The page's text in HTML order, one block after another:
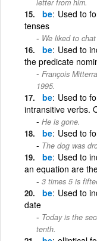
letter from him.
be Used to
tenses
We liked to
be Used to
the predicate
François
1995.
be Used to
intransitive verbs.
He is gone.
be Used to
The dog was
be Used to
an equation are
3 times 5 is
be Used to
date
Today is the
tenth.